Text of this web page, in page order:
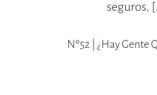
seguros,
Nº52 | ¿hay Gente